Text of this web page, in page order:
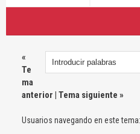
«
Te
ma
anterior | Tema siguiente »
Usuarios navegando en este